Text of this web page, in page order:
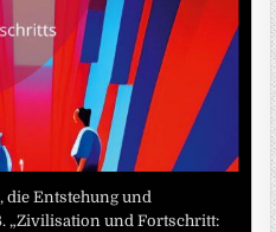
die Entstehung und
„Zivilisation und Fortschritt: